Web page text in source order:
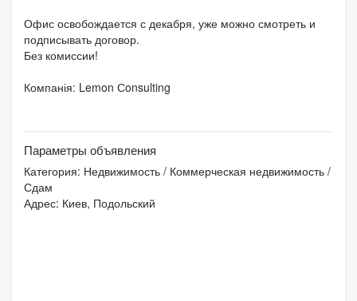
Офис освобождается с декабря, уже можно смотреть и
подписывать договор.
Без комиссии!
Компанія: Lemon Сonsulting
Параметры объявления
Категория: Недвижимость / Коммерческая недвижимость /
Сдам
Адрес: Киев, Подольский